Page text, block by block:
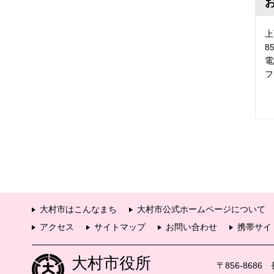
大村市はこんなまち
大村市公式ホームページについて
アクセス
サイトマップ お問い合わせ 携帯サイ
大村市役所 〒856-8686